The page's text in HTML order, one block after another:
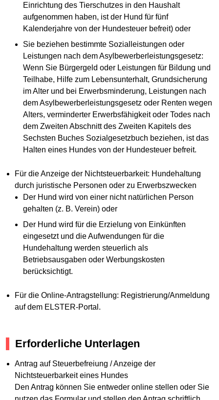
Einrichtung des Tierschutzes in den Haushalt
aufgenommen haben, ist der Hund für fünf
Kalenderjahre von der Hundesteuer befreit) oder
Sie beziehen bestimmte Sozialleistungen oder
Leistungen nach dem Asylbewerberleistungsgesetz:
Wenn Sie Bürgergeld oder Leistungen für Bildung und
Teilhabe, Hilfe zum Lebensunterhalt, Grundsicherung
im Alter und bei Erwerbsminderung, Leistungen nach
dem Asylbewerberleistungsgesetz oder Renten wegen
Alters, verminderter Erwerbsfähigkeit oder Todes nach
dem Zweiten Abschnitt des Zweiten Kapitels des
Sechsten Buches Sozialgesetzbuch beziehen, ist das
Halten eines Hundes von der Hundesteuer befreit.
Für die Anzeige der Nichtsteuerbarkeit: Hundehaltung
durch juristische Personen oder zu Erwerbszwecken
Der Hund wird von einer nicht natürlichen Person
gehalten (z. B. Verein) oder
Der Hund wird für die Erzielung von Einkünften
eingesetzt und die Aufwendungen für die
Hundehaltung werden steuerlich als
Betriebsausgaben oder Werbungskosten
berücksichtigt.
Für die Online-Antragstellung: Registrierung/Anmeldung
auf dem ELSTER-Portal.
Erforderliche Unterlagen
Antrag auf Steuerbefreiung / Anzeige der
Nichtsteuerbarkeit eines Hundes
Den Antrag können Sie entweder online stellen oder Sie